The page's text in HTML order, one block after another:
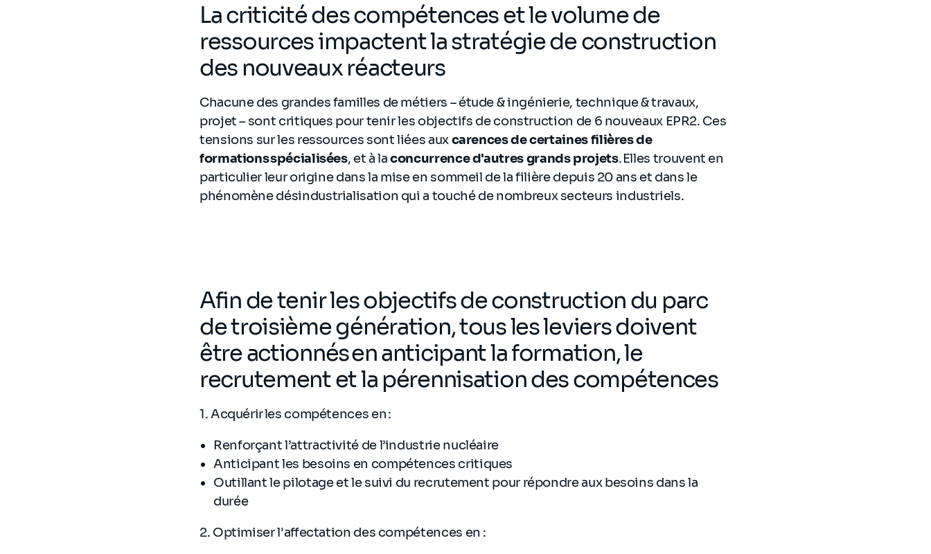
La criticité des compétences et le volume de
ressources impactent la stratégie de construction
des nouveaux réacteurs
Chacune des grandes familles de métiers – étude & ingénierie, technique & travaux,
projet – sont critiques pour tenir les objectifs de construction de 6 nouveaux EPR2. Ces
tensions sur les ressources sont liées auxcarences de certaines filières de
formations spécialisées, et à laconcurrence d'autres grands projets. Elles trouvent en
particulier leur origine dans la mise en sommeil de la filière depuis 20 ans et dans le
phénomène désindustrialisation qui a touché de nombreux secteurs industriels.
Afin de tenir les objectifs de construction du parc
de troisième génération, tous les leviers doivent
être actionnés en anticipant la formation, le
recrutement et la pérennisation des compétences
1. Acquérir les compétences en :
Renforçant l’attractivité de l’industrie nucléaire
Anticipant les besoins en compétences critiques
Outillant le pilotage et le suivi du recrutement pour répondre aux besoins dans la
durée
2. Optimiser l'affectation des compétences en :